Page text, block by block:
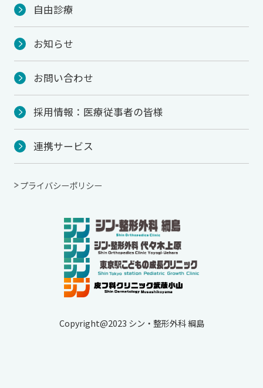
自由診療
お知らせ
お問い合わせ
採用情報：医療従事者の皆様
連携サービス
プライバシーポリシー
Copyright@2023 シン・整形外科 綱島